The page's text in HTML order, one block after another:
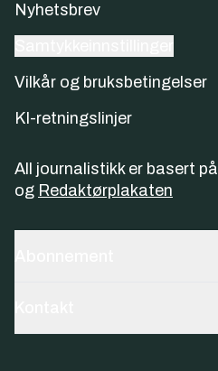
Nyhetsbrev
Vilkår og bruksbetingelser
KI-retningslinjer
All journalistikk er basert på
og Redaktørplakaten